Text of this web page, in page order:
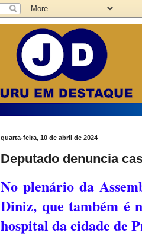
quarta-feira, 10 de abril de 2024
Deputado denuncia
No plenário da
Diniz, que também é
hospital da cidade de